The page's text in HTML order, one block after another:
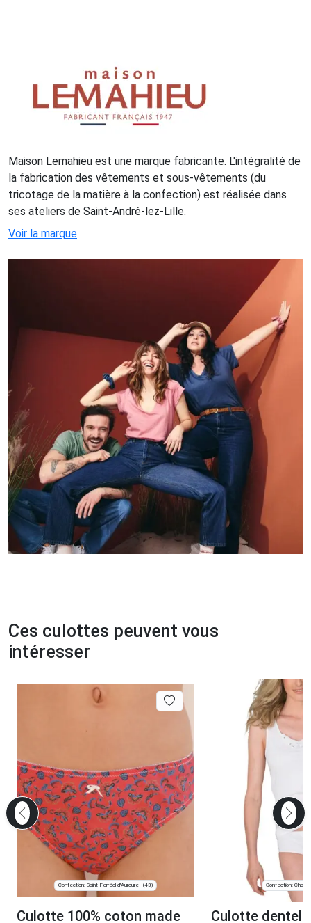
Maison Lemahieu est une marque fabricante. L'intégralité de
la fabrication des vêtements et sous-vêtements (du
tricotage de la matière à la confection) est réalisée dans
ses ateliers de Saint-André-lez-Lille.
Voir la marque
Ces culottes peuvent vous
intéresser
Confection: Saint-Ferréol-d'Auroure (43)
Culotte 100% coton made
Confection:
Culotte